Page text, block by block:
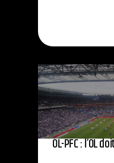
OL-PFC : l’OL